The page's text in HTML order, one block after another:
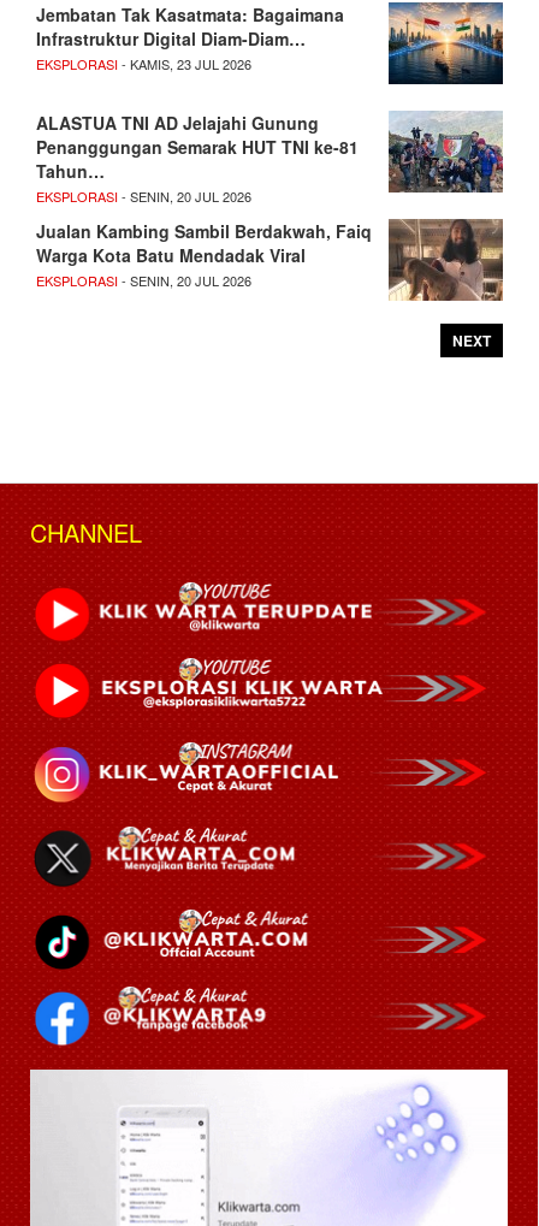
Jembatan Tak Kasatmata: Bagaimana
Infrastruktur Digital Diam-Diam…
EKSPLORASI- KAMIS, 23 JUL 2026
ALASTUA TNI AD Jelajahi Gunung
Penanggungan Semarak HUT TNI ke-81
Tahun…
EKSPLORASI- SENIN, 20 JUL 2026
Jualan Kambing Sambil Berdakwah, Faiq
Warga Kota Batu Mendadak Viral
EKSPLORASI- SENIN, 20 JUL 2026
NEXT
CHANNEL